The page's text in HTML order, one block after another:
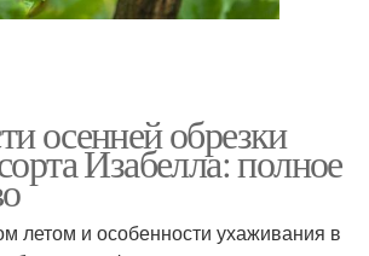
осенней обрезки
Изабелла: полное
летом и особенности ухаживания в